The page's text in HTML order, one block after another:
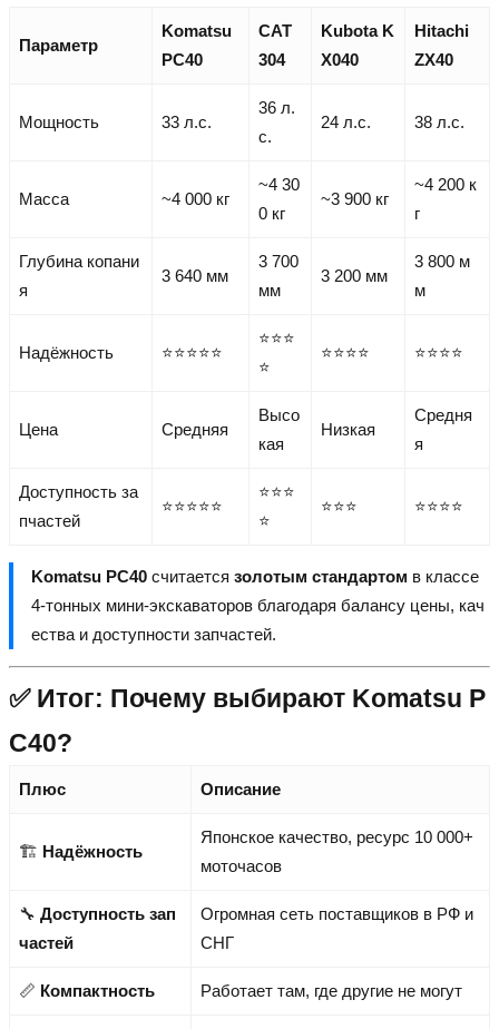
Параметр
Komatsu
PC40
CAT
304
Kubota K
X040
Hitachi
ZX40
Мощность 33 л.с.
36 л.
с.
24 л.с. 38 л.с.
Масса ~4 000 кг
~4 30
0 кг
~3 900 кг
~4 200 к
г
Глубина копани
я
3 640 мм
3 700
мм
3 200 мм
3 800 м
м
Надёжность ⭐⭐⭐⭐⭐
⭐⭐⭐
⭐
⭐⭐⭐⭐ ⭐⭐⭐⭐
Цена Средняя
Высо
кая
Низкая
Средня
я
Доступность за
пчастей
⭐⭐⭐⭐⭐
⭐⭐⭐
⭐
⭐⭐⭐ ⭐⭐⭐⭐
Komatsu PC40 считается золотым стандартом в классе
4-тонных мини-экскаваторов благодаря балансу цены, кач
ества и доступности запчастей.
✅ Итог: Почему выбирают Komatsu P
C40?
Плюс Описание
🏗️ Надёжность
Японское качество, ресурс 10 000+
моточасов
🔧 Доступность зап
частей
Огромная сеть поставщиков в РФ и
СНГ
📏 Компактность Работает там, где другие не могут